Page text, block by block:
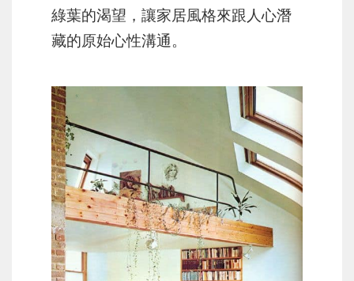
綠葉的渴望，讓家居風格來跟人心潛
藏的原始心性溝通。